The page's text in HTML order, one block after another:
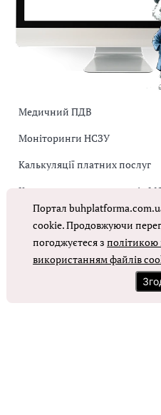
Медичний ПДВ
Моніторинги НСЗУ
Калькуляції платних послуг
Коригувальна накладна від
Оплата праці в КНП
Портал
cookie. Продовжуючи
погоджуєтеся зполітикою
використанням файлів